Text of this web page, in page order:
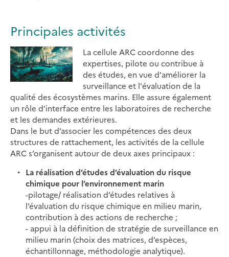
Principales activités
La cellule ARC coordonne des
expertises, pilote ou contribue à
des études, en vue d'améliorer la
surveillance et l'évaluation de la
qualité des écosystèmes marins. Elle assure également
un rôle d’interface entre les laboratoires de recherche
et les demandes extérieures.
Dans le but d’associer les compétences des deux
structures de rattachement, les activités de la cellule
ARC s’organisent autour de deux axes principaux :
La réalisation d’études d’évaluation du risque
chimique pour l’environnement marin
-pilotage/ réalisation d’études relatives à
l’évaluation du risque chimique en milieu marin,
contribution à des actions de recherche ;
- appui à la définition de stratégie de surveillance en
milieu marin (choix des matrices, d’espèces,
échantillonnage, méthodologie analytique).